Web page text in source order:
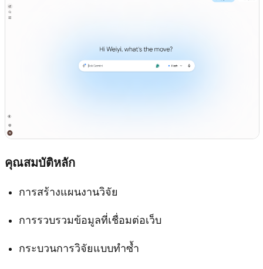
คุณสมบัติหลัก
การสร้างแผนงานวิจัย
การรวบรวมข้อมูลที่เชื่อมต่อเว็บ
กระบวนการวิจัยแบบทำซ้ำ